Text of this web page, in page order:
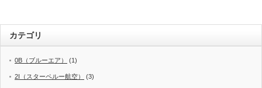
カテゴリ
0B（ブルーエア） (1)
2I（スターペルー航空） (3)